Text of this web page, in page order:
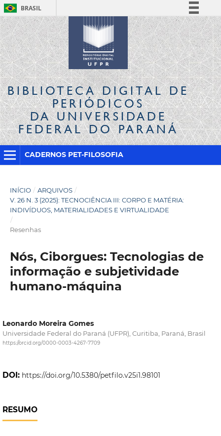
BRASIL
Simplifique!
Comunica BR
Participe
Acesso à informação
Legislação
Canais
BIBLIOTECA DIGITALDE
PERIÓDICOS
DA UNIVERSIDADE
FEDERAL DO PARANÁ
CADERNOS PET-FILOSOFIA
INÍCIO / ARQUIVOS /
V. 26 N. 3 (2025): TECNOCIÊNCIA III: CORPO E MATÉRIA:
INDIVÍDUOS, MATERIALIDADES E VIRTUALIDADE
/
Resenhas
Nós, Ciborgues: Tecnologias de
informação e subjetividade
humano-máquina
Leonardo Moreira Gomes
Universidade Federal do Paraná (UFPR), Curitiba, Paraná, Brasil
https://orcid.org/0000-0003-4267-7709
DOI: https://doi.org/10.5380/petfilo.v25i1.98101
RESUMO